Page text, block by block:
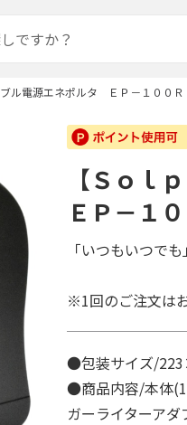
ブル電源エネポルタ ＥＰ－１００Ｒ
【Ｓｏｌ
ＥＰ－１
「いつもいつで
※1回のご注文は
●包装サイズ/
●商品内容/本体
ガーライターア